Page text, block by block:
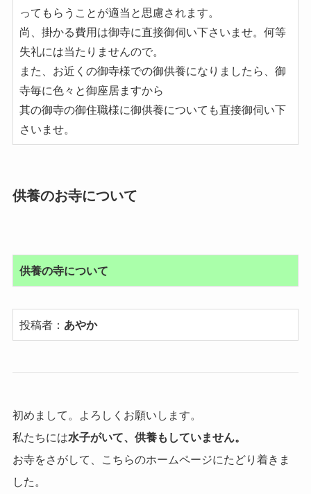
ってもらうことが適当と思慮されます。
尚、掛かる費用は御寺に直接御伺い下さいませ。何等
失礼には当たりませんので。
また、お近くの御寺様での御供養になりましたら、御
寺毎に色々と御座居ますから
其の御寺の御住職様に御供養についても直接御伺い下
さいませ。
供養のお寺について
供養の寺について
投稿者： あやか
初めまして。よろしくお願いします。
私たちには水子がいて、供養もしていません。
お寺をさがして、こちらのホームページにたどり着きま
した。